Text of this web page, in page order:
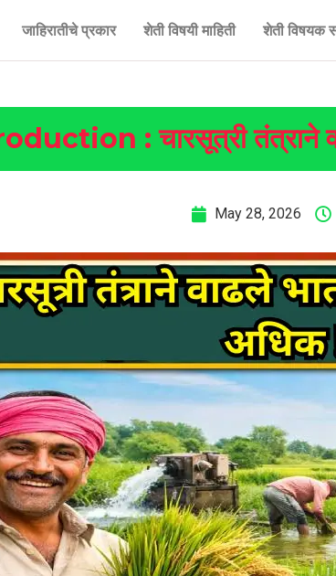
जाहिरातीचे प्रकार शेती विषयी माहिती शेती विषयक
: चारसूत्री तंत्राने
May 28, 2026